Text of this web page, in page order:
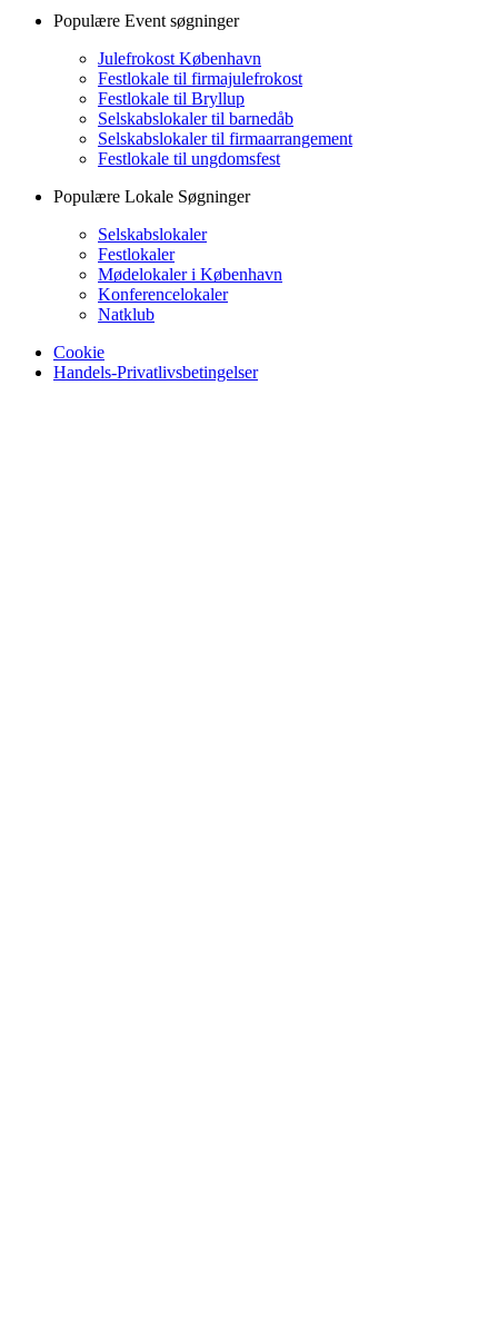
Populære Event søgninger
Julefrokost København
Festlokale til firmajulefrokost
Festlokale til Bryllup
Selskabslokaler til barnedåb
Selskabslokaler til firmaarrangement
Festlokale til ungdomsfest
Populære Lokale Søgninger
Selskabslokaler
Festlokaler
Mødelokaler i København
Konferencelokaler
Natklub
Cookie
Handels-Privatlivsbetingelser